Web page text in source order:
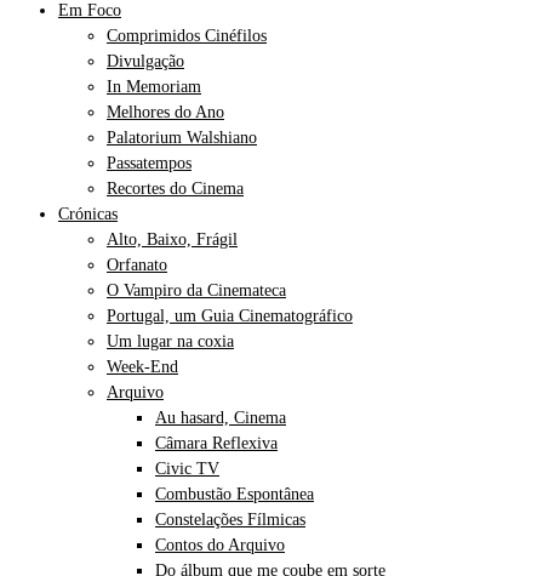
Em Foco
Comprimidos Cinéfilos
Divulgação
In Memoriam
Melhores do Ano
Palatorium Walshiano
Passatempos
Recortes do Cinema
Crónicas
Alto, Baixo, Frágil
Orfanato
O Vampiro da Cinemateca
Portugal, um Guia Cinematográfico
Um lugar na coxia
Week-End
Arquivo
Au hasard, Cinema
Câmara Reflexiva
Civic TV
Combustão Espontânea
Constelações Fílmicas
Contos do Arquivo
Do álbum que me coube em sorte